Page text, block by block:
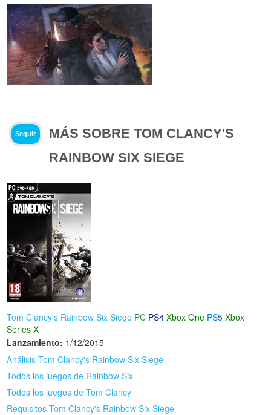
Seguir
MÁS SOBRE TOM CLANCY'S
RAINBOW SIX SIEGE
Tom Clancy's Rainbow Six Siege PC PS4 Xbox One PS5 Xbox
Series X
Lanzamiento: 1/12/2015
Análisis Tom Clancy's Rainbow Six Siege
Todos los juegos de Rainbow Six
Todos los juegos de Tom Clancy
Requisitos Tom Clancy's Rainbow Six Siege